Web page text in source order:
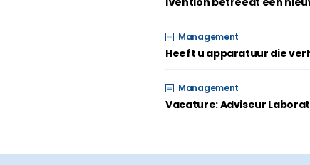
Management
Heeft u apparatuur die
Management
Vacature: Adviseur